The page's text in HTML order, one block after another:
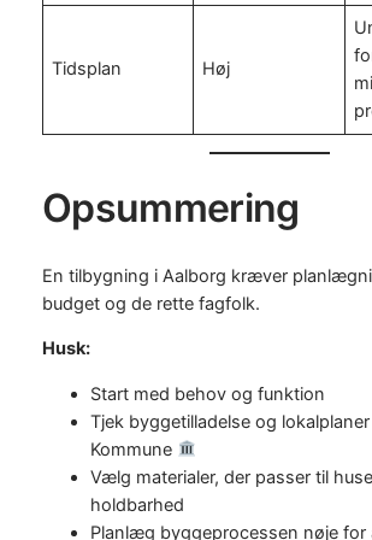
Tidsplan Høj
Opsummering
En tilbygning i Aalborg kræver
budget og de rette fagfolk.
Husk:
Start med behov og funktion
Tjek byggetilladelse og
Kommune
Vælg materialer, der passer til
holdbarhed
Planlæg byggeprocessen nøje for